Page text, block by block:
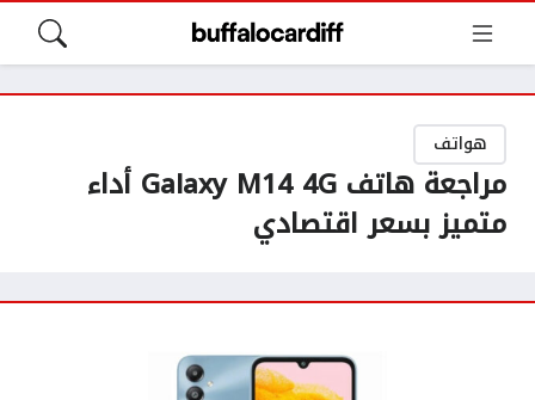
هواتف
مراجعة هاتف Galaxy M14 4G أداء
متميز بسعر اقتصادي